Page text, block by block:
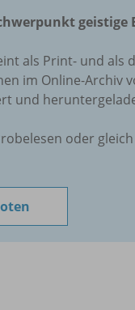
geistige
als Print- und als
im Online-Archiv
und
oder